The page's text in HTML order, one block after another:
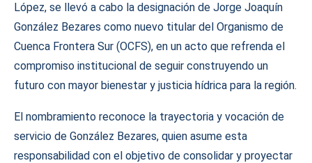
López, se llevó a cabo la designación de Jorge Joaquín
González Bezares como nuevo titular del Organismo de
Cuenca Frontera Sur (OCFS), en un acto que refrenda el
compromiso institucional de seguir construyendo un
futuro con mayor bienestar y justicia hídrica para la región.
El nombramiento reconoce la trayectoria y vocación de
servicio de González Bezares, quien asume esta
responsabilidad con el objetivo de consolidar y proyectar